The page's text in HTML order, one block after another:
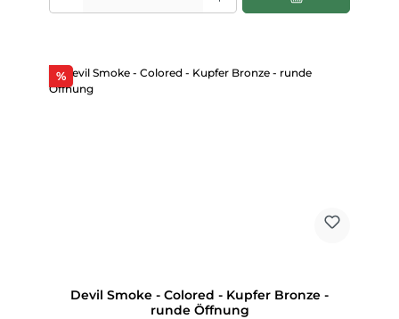
%Rabatt
Devil Smoke - Colored - Kupfer Bronze -
runde Öffnung